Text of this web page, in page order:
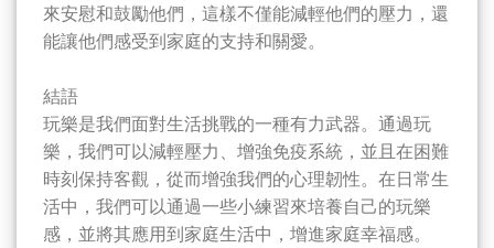
來安慰和鼓勵他們，這樣不僅能減輕他們的壓力，還
能讓他們感受到家庭的支持和關愛。
結語
玩樂是我們面對生活挑戰的一種有力武器。通過玩
樂，我們可以減輕壓力、增強免疫系統，並且在困難
時刻保持客觀，從而增強我們的心理韌性。在日常生
活中，我們可以通過一些小練習來培養自己的玩樂
感，並將其應用到家庭生活中，增進家庭幸福感。